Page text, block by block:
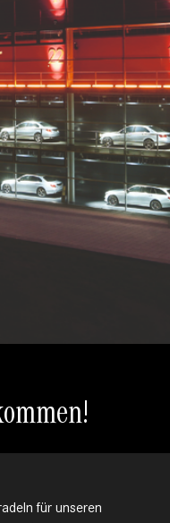
für unseren